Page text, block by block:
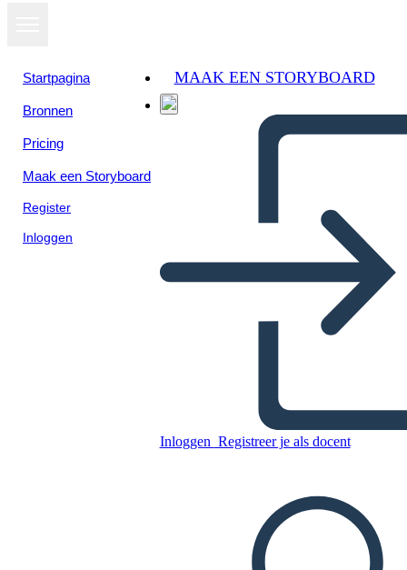
Startpagina
Bronnen
Pricing
Maak een Storyboard
Register
Inloggen
MAAK EEN STORYBOARD
Inloggen Registreer je als docent
Rivoluzione Americana
Nativi Americani
Kopieer dit Storyboard
MAAK EEN STORYBOARD